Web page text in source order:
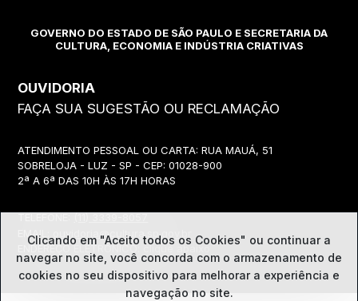
GOVERNO DO ESTADO DE SÃO PAULO E SECRETARIA DA
CULTURA, ECONOMIA E INDÚSTRIA CRIATIVAS
OUVIDORIA
FAÇA SUA SUGESTÃO OU RECLAMAÇÃO
ATENDIMENTO PESSOAL OU CARTA: RUA MAUÁ, 51
SOBRELOJA - LUZ - SP - CEP: 01028-900
2ª A 6ª DAS 10H ÀS 17H HORAS
EMAIL:
ouvidoria@cultura.sp.gov.br
ENDEREÇO ELETRÔNICO: clique abaixo
Clicando em "Aceito todos os Cookies" ou continuar a
navegar no site, você concorda com o armazenamento de
cookies no seu dispositivo para melhorar a experiência e
navegação no site.